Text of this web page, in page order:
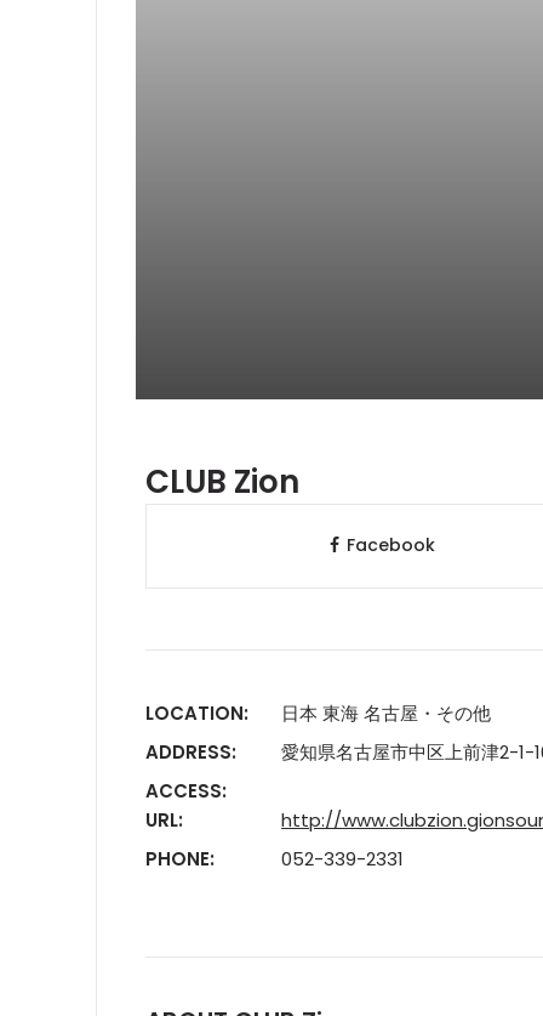
CLUB Zion
Facebook
LOCATION:
日本 東海 名古屋・その他
ADDRESS:
愛知県名古屋市中区上前津2-1-
ACCESS:
URL:
http://
PHONE:
052-339-2331